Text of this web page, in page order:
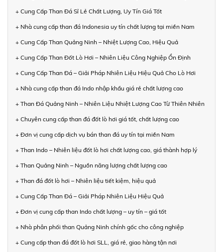
+ Cung Cấp Than Đá Sỉ Lẻ Chất Lượng, Uy Tín Giá Tốt
+ Nhà cung cấp than đá Indonesia uy tín chất lượng tại miền Nam
+ Cung Cấp Than Quảng Ninh – Nhiệt Lượng Cao, Hiệu Quả
+ Cung Cấp Than Đốt Lò Hơi – Nhiên Liệu Công Nghiệp Ổn Định
+ Cung Cấp Than Đá – Giải Pháp Nhiên Liệu Hiệu Quả Cho Lò Hơi
+ Nhà cung cấp than đá Indo nhập khẩu giá rẻ chất lượng cao
+ Than Đá Quảng Ninh – Nhiên Liệu Nhiệt Lượng Cao Từ Thiên Nhiên
+ Chuyên cung cấp than đá đốt lò hơi giá tốt, chất lượng cao
+ Đơn vị cung cấp dịch vụ bán than đá uy tín tại miền Nam
+ Than Indo – Nhiên liệu đốt lò hơi chất lượng cao, giá thành hợp lý
+ Than Quảng Ninh – Nguồn năng lượng chất lượng cao
+ Than đá đốt lò hơi – Nhiên liệu tiết kiệm, hiệu quả
+ Cung Cấp Than Đá – Giải Pháp Nhiên Liệu Hiệu Quả
+ Đơn vị cung cấp than Indo chất lượng – uy tín – giá tốt
+ Nhà phân phối than Quảng Ninh chính gốc cho công nghiệp
+ Cung cấp than đá đốt lò hơi SLL, giá rẻ, giao hàng tận nơi